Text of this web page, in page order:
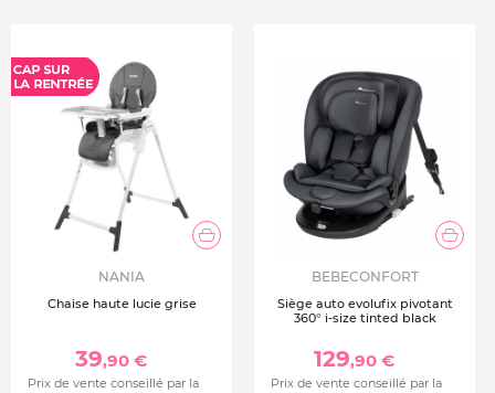
NANIA
Chaise haute lucie grise
39,90 €
Prix de vente conseillé par la
BEBECONFORT
Siège auto evolufix pivotant
360° i-size tinted black
129,90 €
Prix de vente conseillé par la